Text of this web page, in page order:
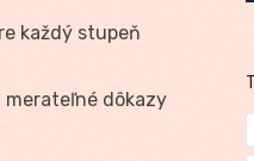
každý stupeň
merateľné dôkazy